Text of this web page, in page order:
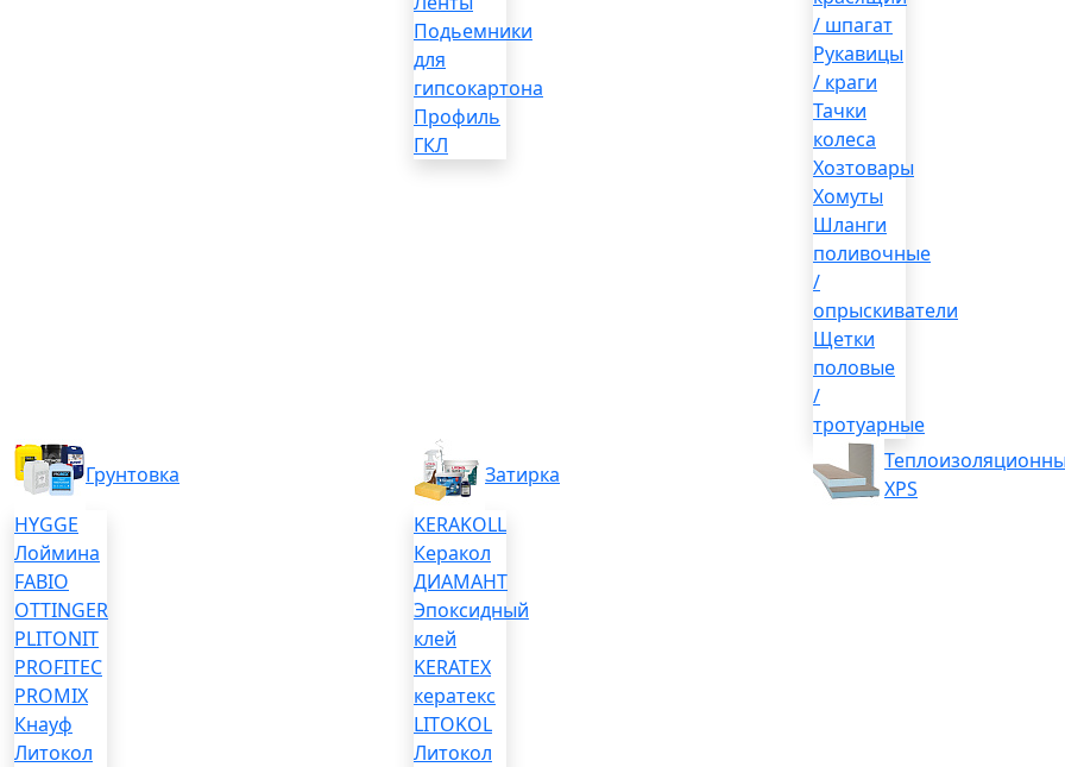
Подьемники
для
гипсокартона
Профиль
ГКЛ
/ шпагат
Рукавицы
/ краги
Тачки
колеса
Хозтовары
Хомуты
Шланги
поливочные
/
опрыскиватели
Щетки
половые
/
тротуарные
Грунтовка
HYGGE
Лоймина
FABIO
OTTINGER
PLITONIT
PROFITEC
PROMIX
Кнауф
Литокол
Затирка
KERAKOLL
Керакол
ДИАМАНТ
Эпоксидный
клей
KERATEX
кератекс
LITOKOL
Литокол
XPS